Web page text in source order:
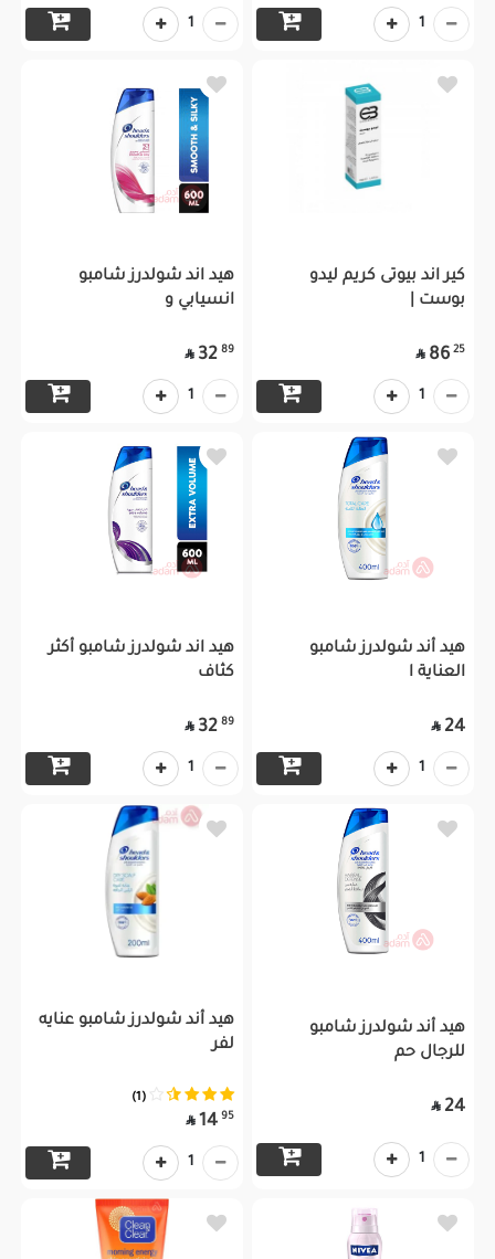
1
1
كير اند بيوتى كريم ليدو
بوست |
25
86

1
هيد اند شولدرز شامبو
انسيابي و
89
32

1
هيد أند شولدرز شامبو
العناية ا
24

1
هيد اند شولدرز شامبو أكثر
كثاف
89
32

1
هيد أند شولدرز شامبو
للرجال حم
24

1
هيد أند شولدرز شامبو عنايه
لفر
(1)
95
14

1